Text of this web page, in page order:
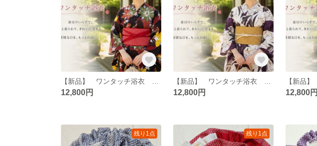
12,800円 12,800円 12,800円
残り1点 残り1点